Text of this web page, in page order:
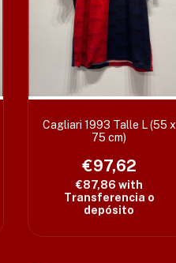
Cagliari 1993 Talle L (55 x
75 cm)
€97,62
€87,86 with
Transferencia o
depósito